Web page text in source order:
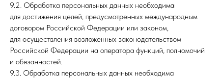
9.2. Обработка персональных данных необходима
для достижения целей, предусмотренных международным
договором Российской Федерации или законом,
для осуществления возложенных законодательством
Российской Федерации на оператора функций, полномочий
и обязанностей.
9.3. Обработка персональных данных необходима